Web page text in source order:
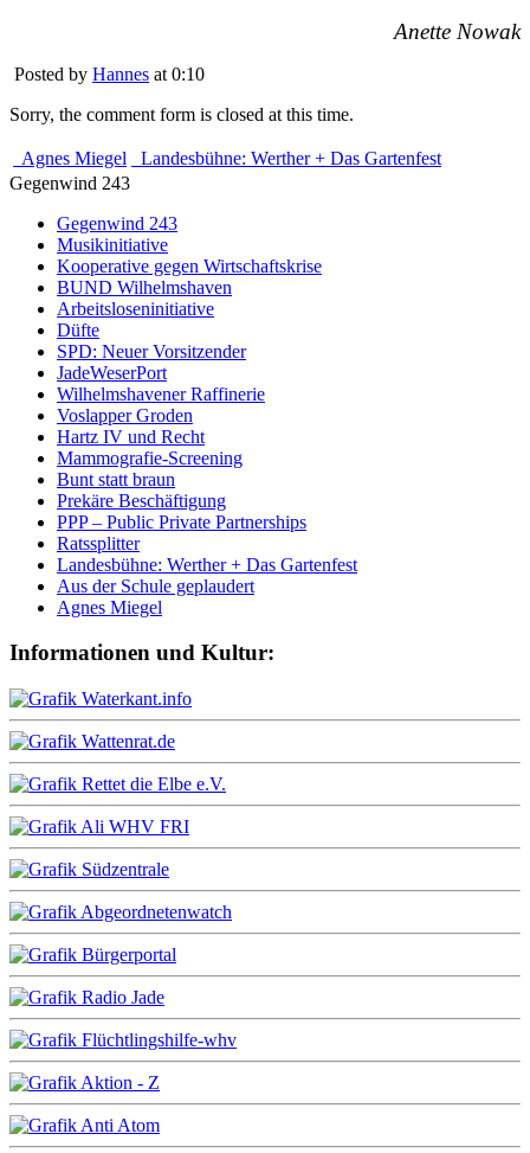
Anette Nowak
Posted by Hannes at 0:10
Sorry, the comment form is closed at this time.
Agnes Miegel
Landesbühne: Werther + Das Gartenfest
Gegenwind 243
Gegenwind 243
Musikinitiative
Kooperative gegen Wirtschaftskrise
BUND Wilhelmshaven
Arbeitsloseninitiative
Düfte
SPD: Neuer Vorsitzender
JadeWeserPort
Wilhelmshavener Raffinerie
Voslapper Groden
Hartz IV und Recht
Mammografie-Screening
Bunt statt braun
Prekäre Beschäftigung
PPP – Public Private Partnerships
Ratssplitter
Landesbühne: Werther + Das Gartenfest
Aus der Schule geplaudert
Agnes Miegel
Informationen und Kultur: